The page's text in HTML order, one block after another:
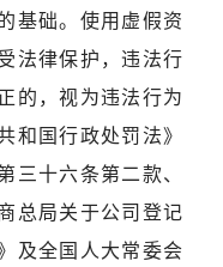
基础。使用虚假资
法律保护，违法行
的，视为违法行为
和国行政处罚法》
三十六条第二款、
总局关于公司登记
及全国人大常委会